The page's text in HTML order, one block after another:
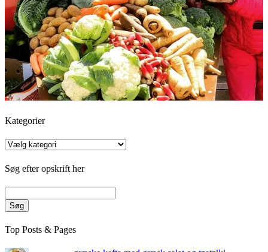
Kategorier
Kategorier
Søg efter opskrift her
Søg
Top Posts & Pages